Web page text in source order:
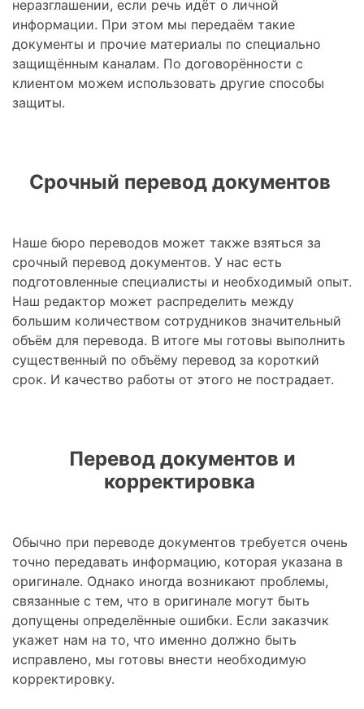
неразглашении, если речь идёт о личной
информации. При этом мы передаём такие
документы и прочие материалы по специально
защищённым каналам. По договорённости с
клиентом можем использовать другие способы
защиты.
Срочный перевод документов
Наше бюро переводов может также взяться за
срочный перевод документов. У нас есть
подготовленные специалисты и необходимый опыт.
Наш редактор может распределить между
большим количеством сотрудников значительный
объём для перевода. В итоге мы готовы выполнить
существенный по объёму перевод за короткий
срок. И качество работы от этого не пострадает.
Перевод документов и
корректировка
Обычно при переводе документов требуется очень
точно передавать информацию, которая указана в
оригинале. Однако иногда возникают проблемы,
связанные с тем, что в оригинале могут быть
допущены определённые ошибки. Если заказчик
укажет нам на то, что именно должно быть
исправлено, мы готовы внести необходимую
корректировку.